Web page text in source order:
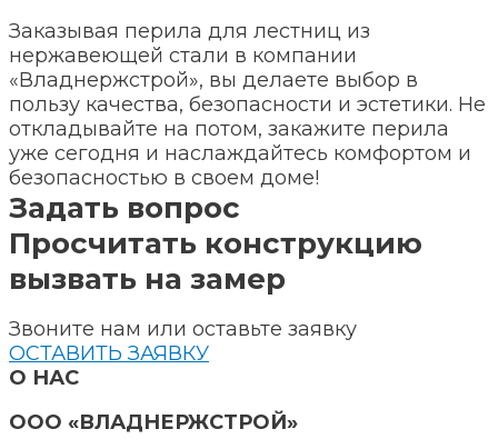
Заказывая перила для лестниц из
нержавеющей стали в компании
«Владнержстрой», вы делаете выбор в
пользу качества, безопасности и эстетики. Не
откладывайте на потом, закажите перила
уже сегодня и наслаждайтесь комфортом и
безопасностью в своем доме!
Задать вопрос
Просчитать конструкцию
вызвать на замер
Звоните нам или оставьте заявку
ОСТАВИТЬ ЗАЯВКУ
О НАС
ООО «ВЛАДНЕРЖСТРОЙ»